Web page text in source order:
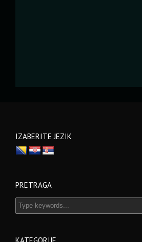
IZABERITE JEZIK
PRETRAGA